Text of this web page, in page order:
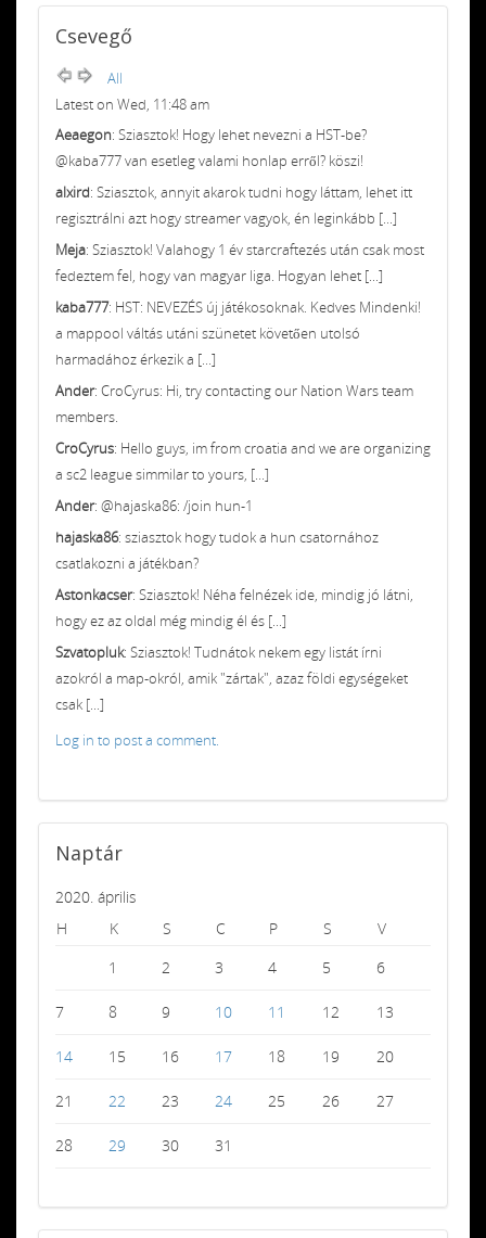
Csevegő
All
Latest on Wed, 11:48 am
Aeaegon: Sziasztok! Hogy lehet nevezni a HST-be?
@kaba777 van esetleg valami honlap erről? köszi!
alxird: Sziasztok, annyit akarok tudni hogy láttam, lehet itt
regisztrálni azt hogy streamer vagyok, én leginkább [...]
Meja: Sziasztok! Valahogy 1 év starcraftezés után csak most
fedeztem fel, hogy van magyar liga. Hogyan lehet [...]
kaba777: HST: NEVEZÉS új játékosoknak. Kedves Mindenki!
a mappool váltás utáni szünetet követően utolsó
harmadához érkezik a [...]
Ander: CroCyrus: Hi, try contacting our Nation Wars team
members.
CroCyrus: Hello guys, im from croatia and we are organizing
a sc2 league simmilar to yours, [...]
Ander: @hajaska86: /join hun-1
hajaska86: sziasztok hogy tudok a hun csatornához
csatlakozni a játékban?
Astonkacser: Sziasztok! Néha felnézek ide, mindig jó látni,
hogy ez az oldal még mindig él és [...]
Szvatopluk: Sziasztok! Tudnátok nekem egy listát írni
azokról a map-okról, amik "zártak", azaz földi egységeket
csak [...]
Log in to post a comment.
Naptár
2020. április
H
K S C P S
V
1
2 3 4 5 6
7 8 9 10 11 12 13
14 15 16 17 18 19 20
21 22 23 24 25 26 27
28 29 30 31